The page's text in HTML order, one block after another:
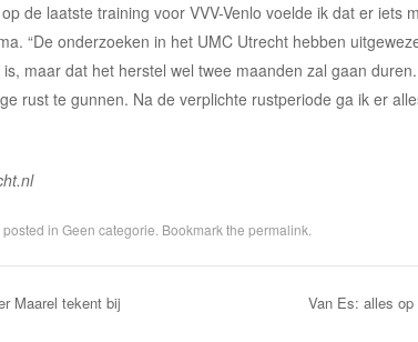
de laatste training voor VVV-Venlo voelde ik dat er iets
“De onderzoeken in het UMC Utrecht hebben
is, maar dat het herstel wel twee maanden zal gaan
rust te gunnen. Na de verplichte rustperiode ga ik er
in Geen categorie . Bookmark the permalink
Maarel tekent bij
Van Es: alles